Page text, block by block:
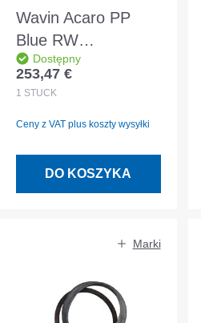
Wavin Acaro PP
Blue RW
odgałęzienie 45°
200/200 mm
Dostępny
Cena regularna:
253,47 €
1 STÜCK
Ceny z VAT plus koszty wysyłki
DO KOSZYKA
Marki